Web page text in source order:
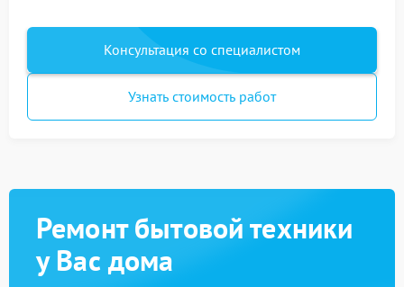
Консультация со специалистом
Узнать стоимость работ
Ремонт бытовой техники
у Вас дома